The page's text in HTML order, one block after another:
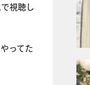
視聴し
ってた